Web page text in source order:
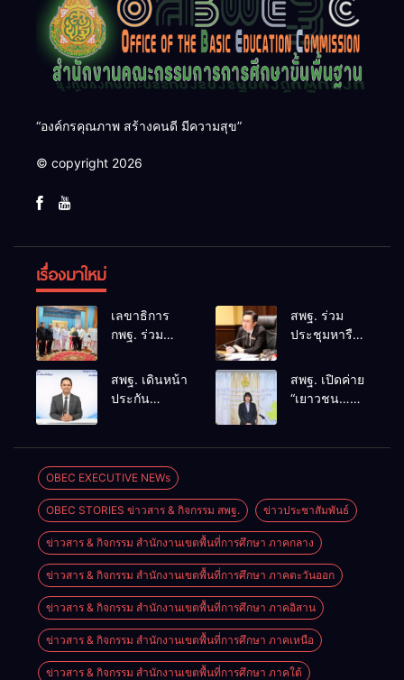
“องค์กรคุณภาพ สร้างคนดี มีความสุข”
© copyright 2026
เรื่องมาใหม่
เลขาธิการ
กพฐ. ร่วม
ศธ. ร่วมพิธี
สวดอภิธรรม
รุนแรงใน
โรงเรียน
พร้อมให้กำลัง
ใจครอบครัว
สพฐ. ร่วม
ประชุมหารือ
มาตรการ
ความปลอดภัย
ดูแลความ
สพฐ. เดินหน้า
ประกัน
บริบทจริง–คน
ตัดสินใจ” ยก
ระดับคุณภาพ
การศึกษา
อย่างเป็นรูป
ธรรม
สพฐ. เปิดค่าย
“เยาวชน…
ทรัพยากรธรรมชาติ
สืบสาน 3
รักษ์
OBEC EXECUTIVE NEWs
OBEC STORIES ข่าวสาร & กิจกรรม สพฐ. ข่าวประชาสัมพันธ์
ข่าวสาร & กิจกรรม สำนักงานเขตพื้นที่การศึกษา ภาคกลาง
ข่าวสาร & กิจกรรม สำนักงานเขตพื้นที่การศึกษา ภาคตะวันออก
ข่าวสาร & กิจกรรม สำนักงานเขตพื้นที่การศึกษา ภาคอิสาน
ข่าวสาร & กิจกรรม สำนักงานเขตพื้นที่การศึกษา ภาคเหนือ
ข่าวสาร & กิจกรรม สำนักงานเขตพื้นที่การศึกษา ภาคใต้